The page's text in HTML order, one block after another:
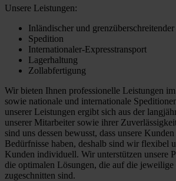
Unsere Leistungen:
Inländischer und
Spedition
Internationaler-Expresstransport
Lagerhaltung
Zollabfertigung
Wir bieten Ihnen professionelle Leistungen
sowie nationale und internationale
unserer Leistungen ergibt sich aus der
unserer Mitarbeiter sowie ihrer
sind uns dessen bewusst, dass unsere
Bedürfnisse haben, deshalb sind wir flexibel
Kunden individuell. Wir unterstützen unsere
die optimalen Lösungen, die auf die jeweilige
zugeschnitten sind.